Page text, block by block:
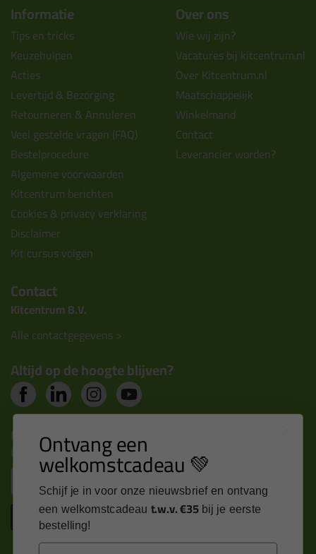
Informatie
Tips en tricks
Keuzehulpen
Acties
Levertijd & Bezorging
Retourneren & Annuleren
Veel gestelde vragen (FAQ)
Bestelprocedure
Algemene voorwaarden
Kitcentrum berichten
Cookies & privacy verklaring
Disclaimer
Kit cursus volgen
Over ons
Wie wij zijn?
Vacatures bij kitcentrum.nl
Over Kitcentrum.nl
Maatschappelijk
Winkelmand
Contact
Leverancier worden?
Contact
Kitcentrum B.V.
Alle contactgegevens >
Altijd op de hoogte blijven?
Nieuws, tips en exclusieve deals rechtstreeks in je
inbox
Inschrijven
Ontvang een
welkomstcadeau 💚
Schijf je in voor onze nieuwsbrief en ontvang
een welkomstcadeau t.w.v. €35 bij je eerste
bestelling!
Email